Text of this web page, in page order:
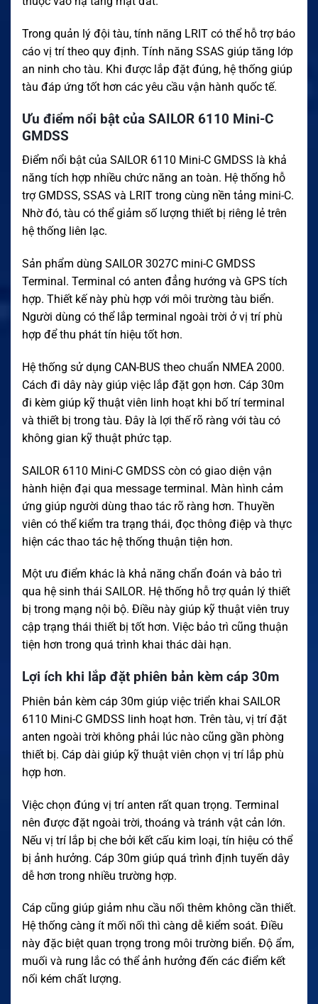
Trong quản lý đội tàu, tính năng LRIT có thể hỗ trợ báo
cáo vị trí theo quy định. Tính năng SSAS giúp tăng lớp
an ninh cho tàu. Khi được lắp đặt đúng, hệ thống giúp
tàu đáp ứng tốt hơn các yêu cầu vận hành quốc tế.
Ưu điểm nổi bật của SAILOR 6110 Mini-C
GMDSS
Điểm nổi bật của SAILOR 6110 Mini-C GMDSS là khả
năng tích hợp nhiều chức năng an toàn. Hệ thống hỗ
trợ GMDSS, SSAS và LRIT trong cùng nền tảng mini-C.
Nhờ đó, tàu có thể giảm số lượng thiết bị riêng lẻ trên
hệ thống liên lạc.
Sản phẩm dùng SAILOR 3027C mini-C GMDSS
Terminal. Terminal có anten đẳng hướng và GPS tích
hợp. Thiết kế này phù hợp với môi trường tàu biển.
Người dùng có thể lắp terminal ngoài trời ở vị trí phù
hợp để thu phát tín hiệu tốt hơn.
Hệ thống sử dụng CAN-BUS theo chuẩn NMEA 2000.
Cách đi dây này giúp việc lắp đặt gọn hơn. Cáp 30m
đi kèm giúp kỹ thuật viên linh hoạt khi bố trí terminal
và thiết bị trong tàu. Đây là lợi thế rõ ràng với tàu có
không gian kỹ thuật phức tạp.
SAILOR 6110 Mini-C GMDSS còn có giao diện vận
hành hiện đại qua message terminal. Màn hình cảm
ứng giúp người dùng thao tác rõ ràng hơn. Thuyền
viên có thể kiểm tra trạng thái, đọc thông điệp và thực
hiện các thao tác hệ thống thuận tiện hơn.
Một ưu điểm khác là khả năng chẩn đoán và bảo trì
qua hệ sinh thái SAILOR. Hệ thống hỗ trợ quản lý thiết
bị trong mạng nội bộ. Điều này giúp kỹ thuật viên truy
cập trạng thái thiết bị tốt hơn. Việc bảo trì cũng thuận
tiện hơn trong quá trình khai thác dài hạn.
Lợi ích khi lắp đặt phiên bản kèm cáp 30m
Phiên bản kèm cáp 30m giúp việc triển khai SAILOR
6110 Mini-C GMDSS linh hoạt hơn. Trên tàu, vị trí đặt
anten ngoài trời không phải lúc nào cũng gần phòng
thiết bị. Cáp dài giúp kỹ thuật viên chọn vị trí lắp phù
hợp hơn.
Việc chọn đúng vị trí anten rất quan trọng. Terminal
nên được đặt ngoài trời, thoáng và tránh vật cản lớn.
Nếu vị trí lắp bị che bởi kết cấu kim loại, tín hiệu có thể
bị ảnh hưởng. Cáp 30m giúp quá trình định tuyến dây
dễ hơn trong nhiều trường hợp.
Cáp cũng giúp giảm nhu cầu nối thêm không cần thiết.
Hệ thống càng ít mối nối thì càng dễ kiểm soát. Điều
này đặc biệt quan trọng trong môi trường biển. Độ ẩm,
muối và rung lắc có thể ảnh hưởng đến các điểm kết
nối kém chất lượng.